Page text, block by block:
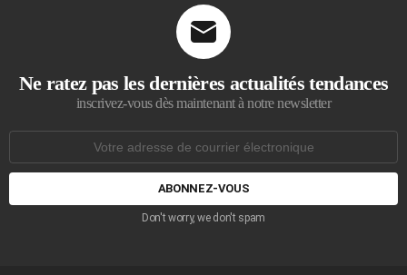
Ne ratez pas les dernières actualités tendances
inscrivez-vous dès maintenant à notre newsletter
courrier
Don't worry, we don't spam